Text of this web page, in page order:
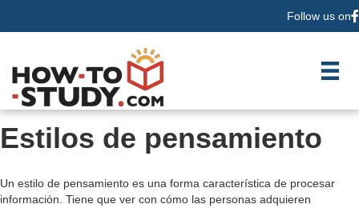
Follow us on
Estilos de pensamiento
Un estilo de pensamiento es una forma característica de procesar
información. Tiene que ver con cómo las personas adquieren